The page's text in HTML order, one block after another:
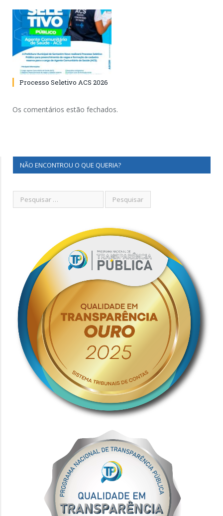
Processo Seletivo ACS 2026
Os comentários estão fechados.
NÃO ENCONTROU O QUE QUERIA?